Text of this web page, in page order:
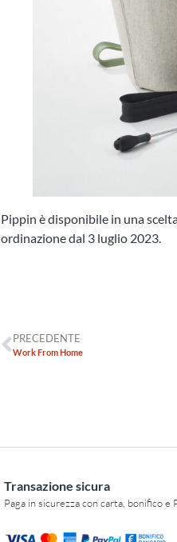
Pippin è disponibile in una
ordinazione dal 3 luglio 2023.
PRECEDENTE
Work From Home
Transazione sicura
Paga in sicurezza con carta, bonifico e